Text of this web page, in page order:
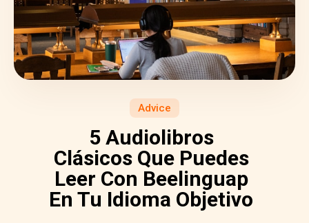
Advice
5 Audiolibros
Clásicos Que Puedes
Leer Con Beelinguap
En Tu Idioma Objetivo